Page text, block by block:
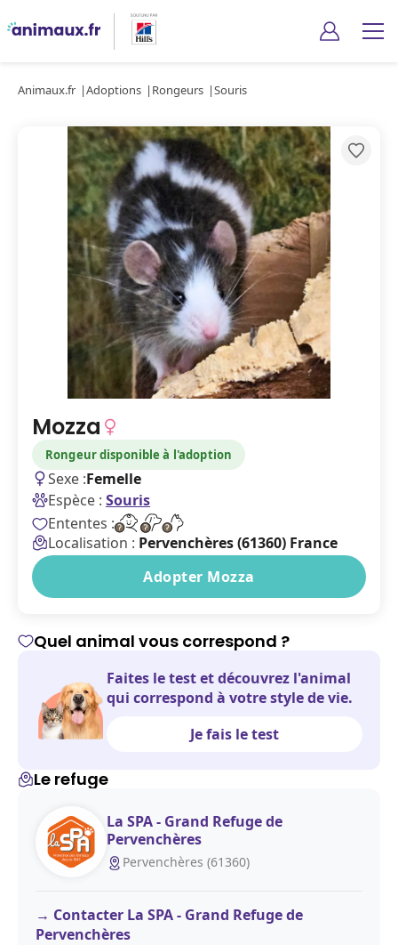
Animaux.fr Adoptions Rongeurs Souris
Mozza
Rongeur disponible à l'adoption
Sexe :Femelle
Espèce : Souris
Ententes :
Localisation : Pervenchères (61360) France
Adopter Mozza
Quel animal vous correspond ?
Faites le test et découvrez l'animal
qui correspond à votre style de vie.
Je fais le test
Le refuge
La SPA - Grand Refuge de
Pervenchères
Pervenchères (61360)
Contacter La SPA - Grand Refuge de
Pervenchères